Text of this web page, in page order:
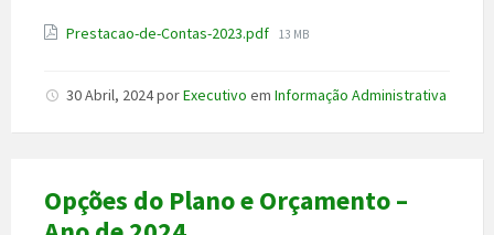
Anexo
Prestacao-de-Contas-2023.pdf File
13 MB
30 Abril, 2024porExecutivo em Informação Administrativa
Opções do Plano e Orçamento –